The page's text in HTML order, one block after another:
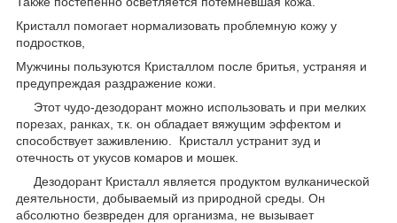
Кристалл помогает нормализовать проблемную кожу у
подростков,
Мужчины пользуются Кристаллом после бритья, устраняя и
предупреждая раздражение кожи.
Этот чудо-дезодорант можно использовать и при мелких
порезах, ранках, т.к. он обладает вяжущим эффектом и
способствует заживлению. Кристалл устранит зуд и
отечность от укусов комаров и мошек.
Дезодорант Кристалл является продуктом вулканической
деятельности, добываемый из природной среды. Он
абсолютно безвреден для организма, не вызывает